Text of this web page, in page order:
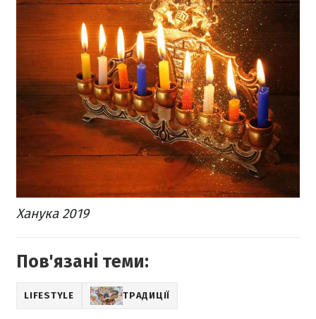
Ханука 2019
Пов'язані теми:
LIFESTYLE ТРАДИЦІЇ